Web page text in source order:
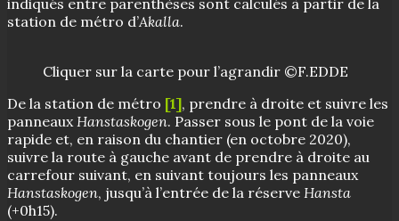
indiqués entre parenthèses sont calculés à partir de la
station de métro d’Akalla.
Cliquer sur la carte pour l’agrandir ©F.EDDE
De la station de métro [1], prendre à droite et suivre les
panneauxHanstaskogen. Passer sous le pont de la voie
rapide et, en raison du chantier (en octobre 2020),
suivre la route à gauche avant de prendre à droite au
carrefour suivant, en suivant toujours les panneaux
Hanstaskogen, jusqu’à l’entrée de la réserve Hansta
(+0h15).